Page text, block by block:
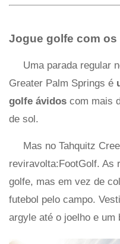
Jogue golfe com os
Uma parada regular
Greater Palm Springs é
golfe ávidos com mais
de sol.
Mas no Tahquitz
reviravolta:FootGolf. As
golfe, mas em vez de
futebol pelo campo.
argyle até o joelho e um